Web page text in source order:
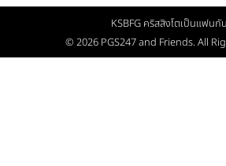
KSBFG คริสสิงโตเป็นแฟนกัน
© 2026 PGS247and Friends. All